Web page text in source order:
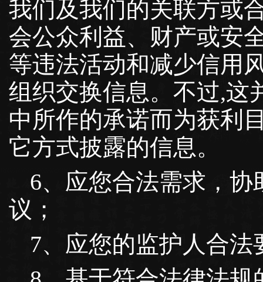
我们及我们的关联方或
会公众利益、财产或安
等违法活动和减少信用
组织交换信息。不过,这
中所作的承诺而为获利
它方式披露的信息。
6、应您合法需求，
议；
7、应您的监护人合